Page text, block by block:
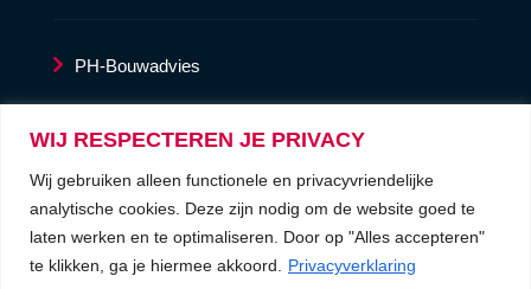
WIJ RESPECTEREN JE PRIVACY
Wij gebruiken alleen functionele en privacyvriendelijke
analytische cookies. Deze zijn nodig om de website goed te
laten werken en te optimaliseren. Door op "Alles accepteren"
te klikken, ga je hiermee akkoord.
Privacyverklaring
PH-Bouwadvies
privacyverklaring
algemene voorwaarden